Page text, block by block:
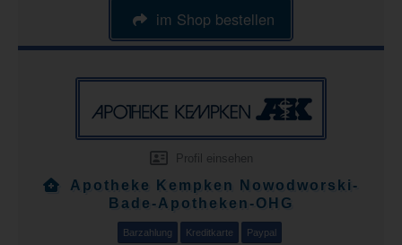
im Shop bestellen
Profil einsehen
Apotheke Kempken Nowodworski-
Bade-Apotheken-OHG
Barzahlung Kreditkarte Paypal